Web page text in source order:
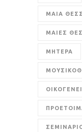
ΜΑΙΑ
ΜΑΙΕΣ
ΜΗΤΕΡΑ